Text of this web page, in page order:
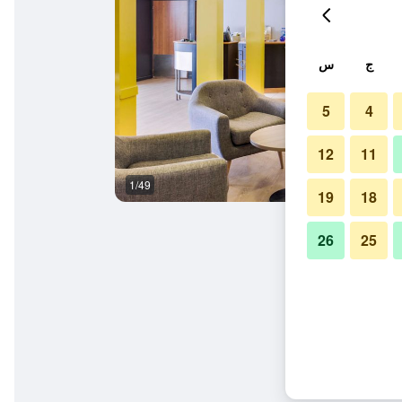
1/49
ج س
4
5
11
12
18
19
25
26